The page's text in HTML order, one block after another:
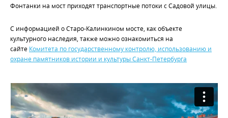
Фонтанки на мост приходят транспортные потоки с Садовой улицы.
С информацией о Старо-Калинкином мосте, как объекте
культурного наследия, также можно ознакомиться на
сайте Комитета по государственному контролю, использованию и
охране памятников истории и культуры Санкт-Петербурга